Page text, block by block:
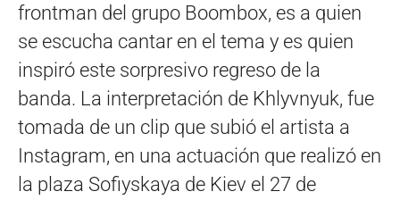
frontman del grupo Boombox, es a quien
se escucha cantar en el tema y es quien
inspiró este sorpresivo regreso de la
banda. La interpretación de Khlyvnyuk, fue
tomada de un clip que subió el artista a
Instagram, en una actuación que realizó en
la plaza Sofiyskaya de Kiev el 27 de